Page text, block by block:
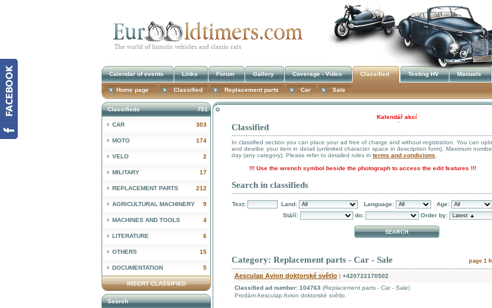
Classified
In classified section you can place your ad free of charge and without registration. You can
and desribe your item in detail (unlimited character space in description form). Maximum
day (any category). Please refer to detailed rules in terms and condicions
!!! Use the wrench symbol beside the photograph to access the edit features !!!
Search in classifieds
Text: Land: Language: Age:
Stáří:
do: Order by:
page 1
Category: Replacement parts - Car - Sale
Aesculap Avion doktorské světlo | +420722170502
Classified ad number: 104763 (Replacement parts - Car - Sale)
Prodám Aesculap Avion doktorské světlo.
751
Classifieds
303
CAR
174
MOTO
2
VELO
17
MILITARY
212
REPLACEMENT PARTS
9
AGRICULTURAL MACHINERY
4
MACHINES AND TOOLS
6
LITERATURE
15
OTHERS
5
DOCUMENTATION
INSERT CLASSIFIED
Search
Calendar of events Links Forum Gallery Coverage - Video Classified Testing HV Manuals
Home page Classified Replacement parts Car Sale
Kalendář akcí